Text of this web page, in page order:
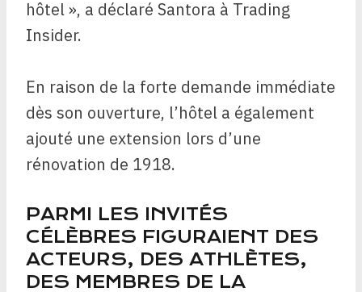
hôtel », a déclaré Santora à Trading
Insider.
En raison de la forte demande immédiate
dès son ouverture, l’hôtel a également
ajouté une extension lors d’une
rénovation de 1918.
PARMI LES INVITÉS
CÉLÈBRES FIGURAIENT DES
ACTEURS, DES ATHLÈTES,
DES MEMBRES DE LA